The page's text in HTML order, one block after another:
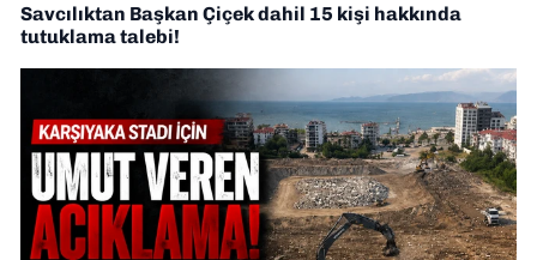
Savcılıktan Başkan Çiçek dahil 15 kişi hakkında
tutuklama talebi!